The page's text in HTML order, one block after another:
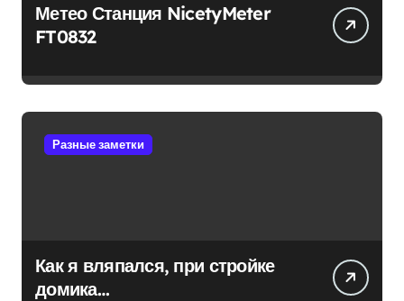
Метео Станция NicetyMeter
FT0832
Разные заметки
Как я вляпался, при стройке
домика…